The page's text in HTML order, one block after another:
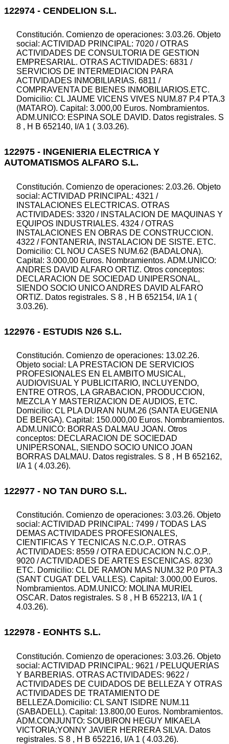
122974 - CENDELION S.L.
Constitución. Comienzo de operaciones: 3.03.26. Objeto
social: ACTIVIDAD PRINCIPAL: 7020 / OTRAS
ACTIVIDADES DE CONSULTORIA DE GESTION
EMPRESARIAL. OTRAS ACTIVIDADES: 6831 /
SERVICIOS DE INTERMEDIACION PARA
ACTIVIDADES INMOBILIARIAS. 6811 /
COMPRAVENTA DE BIENES INMOBILIARIOS.ETC.
Domicilio: CL JAUME VICENS VIVES NUM.87 P.4 PTA.3
(MATARO). Capital: 3.000,00 Euros. Nombramientos.
ADM.UNICO: ESPINA SOLE DAVID. Datos registrales. S
8 , H B 652140, I/A 1 ( 3.03.26).
122975 - INGENIERIA ELECTRICA Y
AUTOMATISMOS ALFARO S.L.
Constitución. Comienzo de operaciones: 2.03.26. Objeto
social: ACTIVIDAD PRINCIPAL: 4321 /
INSTALACIONES ELECTRICAS. OTRAS
ACTIVIDADES: 3320 / INSTALACION DE MAQUINAS Y
EQUIPOS INDUSTRIALES. 4324 / OTRAS
INSTALACIONES EN OBRAS DE CONSTRUCCION.
4322 / FONTANERIA, INSTALACION DE SISTE. ETC.
Domicilio: CL NOU CASES NUM.62 (BADALONA).
Capital: 3.000,00 Euros. Nombramientos. ADM.UNICO:
ANDRES DAVID ALFARO ORTIZ. Otros conceptos:
DECLARACION DE SOCIEDAD UNIPERSONAL,
SIENDO SOCIO UNICO ANDRES DAVID ALFARO
ORTIZ. Datos registrales. S 8 , H B 652154, I/A 1 (
3.03.26).
122976 - ESTUDIS N26 S.L.
Constitución. Comienzo de operaciones: 13.02.26.
Objeto social: LA PRESTACION DE SERVICIOS
PROFESIONALES EN EL AMBITO MUSICAL,
AUDIOVISUAL Y PUBLICITARIO, INCLUYENDO,
ENTRE OTROS, LA GRABACION, PRODUCCION,
MEZCLA Y MASTERIZACION DE AUDIOS, ETC.
Domicilio: CL PLA DURAN NUM.26 (SANTA EUGENIA
DE BERGA). Capital: 150.000,00 Euros. Nombramientos.
ADM.UNICO: BORRAS DALMAU JOAN. Otros
conceptos: DECLARACION DE SOCIEDAD
UNIPERSONAL, SIENDO SOCIO UNICO JOAN
BORRAS DALMAU. Datos registrales. S 8 , H B 652162,
I/A 1 ( 4.03.26).
122977 - NO TAN DURO S.L.
Constitución. Comienzo de operaciones: 3.03.26. Objeto
social: ACTIVIDAD PRINCIPAL: 7499 / TODAS LAS
DEMAS ACTIVIDADES PROFESIONALES,
CIENTIFICAS Y TECNICAS N.C.O.P.. OTRAS
ACTIVIDADES: 8559 / OTRA EDUCACION N.C.O.P..
9020 / ACTIVIDADES DE ARTES ESCENICAS. 8230
ETC. Domicilio: CL DE RAMON MAS NUM.32 P.0 PTA.3
(SANT CUGAT DEL VALLES). Capital: 3.000,00 Euros.
Nombramientos. ADM.UNICO: MOLINA MURIEL
OSCAR. Datos registrales. S 8 , H B 652213, I/A 1 (
4.03.26).
122978 - EONHTS S.L.
Constitución. Comienzo de operaciones: 3.03.26. Objeto
social: ACTIVIDAD PRINCIPAL: 9621 / PELUQUERIAS
Y BARBERIAS. OTRAS ACTIVIDADES: 9622 /
ACTIVIDADES DE CUIDADOS DE BELLEZA Y OTRAS
ACTIVIDADES DE TRATAMIENTO DE
BELLEZA.Domicilio: CL SANT ISIDRE NUM.11
(SABADELL). Capital: 13.800,00 Euros. Nombramientos.
ADM.CONJUNTO: SOUBIRON HEGUY MIKAELA
VICTORIA;YONNY JAVIER HERRERA SILVA. Datos
registrales. S 8 , H B 652216, I/A 1 ( 4.03.26).